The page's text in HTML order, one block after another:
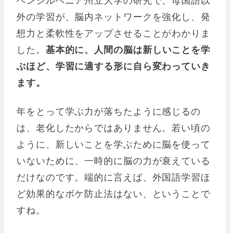
外の学習が、脳内ネットワークを強化し、発
想力と柔軟性をアップさせることがわかりま
した。 基本的に、人間の脳は新しいことを学
ぶほど、学習に適する形に自ら変わっていき
ます。
年をとって学ぶ力が落ちたように感じるの
は、老化したからではありません。若い頃の
ように、新しいことを学ぶために脳を使って
いないために、一時的に脳の力が衰えている
だけなのです。端的に言えば、外国語学習ほ
ど効果的なボケ防止法はない、ということで
すね。